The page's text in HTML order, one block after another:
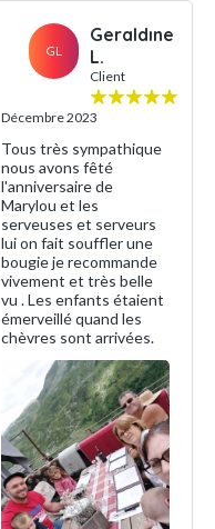
GL
Geraldıne
L.
Client
Décembre 2023
Tous très sympathique
nous avons fêté
l'anniversaire de
Marylou et les
serveuses et serveurs
lui on fait souffler une
bougie je recommande
vivement et très belle
vu . Les enfants étaient
émerveillé quand les
chèvres sont arrivées.